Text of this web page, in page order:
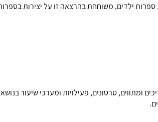
ספרות ילדים, משוחחת בהרצאה זו על יצירות
ומתווים, סרטונים, פעילויות ומערכי שיעור בנושא